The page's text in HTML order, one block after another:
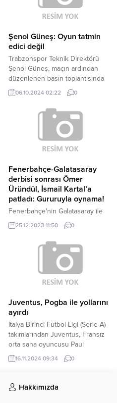
Şenol Güneş: Oyun tatmin
edici değil
Trabzonspor Teknik Direktörü
Şenol Güneş, maçın ardından
düzenlenen basın toplantısında
açıklamalarda bulundu. Güneş,
kazanmak için sahaya çıktıkları
maçta iki puan kaybettiklerini
ifade etti. İki takımın da tehlikeli
ataklar yaptığını ifade eden
Güneş, “İlk yarıda hiçbir isabetli
orta atamadık. Top kaybı sonrası
oynadığımız oyun tatmin...
06.10.2024 02:22 0
Fenerbahçe-Galatasaray
derbisi sonrası Ömer
Üründül, İsmail Kartal’a
patladı: Gururuyla oynama!
Fenerbahçe'nin Galatasaray ile
puanları paylaştığı dev derbiyi
spor yazarları kaleme aldı. Ercan
Güven, Dusan Tadic'in
performansını eleştirdi.
25.12.2023 11:50 0
Juventus, Pogba ile yollarını
ayırdı
İtalya Birinci Futbol Ligi (Serie A)
takımlarından Juventus, Fransız
orta saha oyuncusu Paul
Pogba’nın sözleşmesini feshetti.
Kulüpten yapılan açıklamada,
sonucu Fransız milli futbolcunun
30 Kasım’da serbest kalacağı
16.11.2024 09:34 0
Hakkımızda